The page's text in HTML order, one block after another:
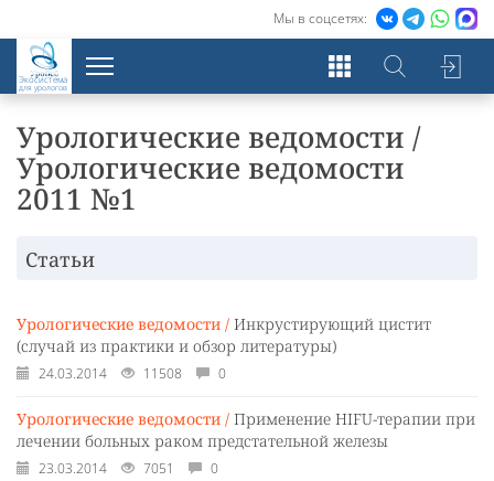
Мы в соцсетях:
Экосистема
для урологов
Урологические ведомости /
Урологические ведомости
2011 №1
Статьи
Урологические ведомости / Инкрустирующий цистит
(случай из практики и обзор литературы)
24.03.2014 11508 0
Урологические ведомости / Применение HIFU-терапии при
лечении больных раком предстательной железы
23.03.2014 7051 0